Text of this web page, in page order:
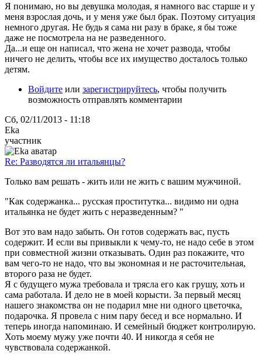
Я понимаю, но вы девушка молодая, я намного вас старше и у
меня взрослая дочь, и у меня уже был брак. Поэтому ситуация
немного другая. Не будь я сама ни разу в браке, я бы тоже
даже не посмотрела на не разведенного.
Да...и еще он написал, что жена не хочет развода, чтобы
ничего не делить, чтобы все их имущество досталось только
детям.
Войдите или зарегистрируйтесь, чтобы получить
возможность отправлять комментарии
Сб, 02/11/2013 - 11:18
Eka
участник
Re: Разводятся ли итальянцы?
Только вам решать - жить или не жить с вашим мужчиной.
"Как содержанка... русская проститутка... видимо ни одна
итальянка не будет жить с неразведенным? "
Вот это вам надо забыть. Он готов содержать вас, пусть
содержит. И если вы привыкли к чему-то, не надо себе в этом
при совместной жизни отказывать. Один раз покажите, что
вам чего-то не надо, что вы экономная и не расточительная,
второго раза не будет.
Я с будущего мужа требовала и трясла его как грушу, хоть и
сама работала. И дело не в моей корысти. За первый месяц
нашего знакомства он не подарил мне ни одного цветочка,
подарочка. Я провела с ним пару бесед и все нормально. И
теперь иногда напоминаю. И семейный бюджет контролирую.
Хоть моему мужу уже почти 40. И никогда я себя не
чувствовала содержанкой.